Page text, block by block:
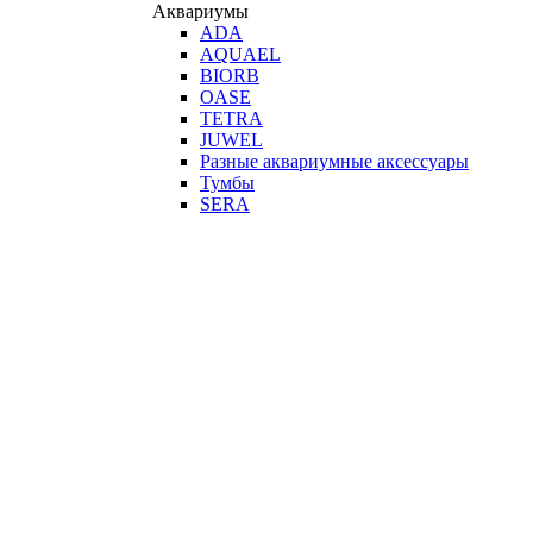
Аквариумы
ADA
AQUAEL
BIORB
OASE
TETRA
JUWEL
Разные аквариумные аксессуары
Тумбы
SERA